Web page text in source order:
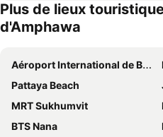
Se'sun Amphawa
The Buffalo Amphawa
Ruentonnum
Bansuwan Homestay
Amphawaree
Gajib Bed&Breakfast
Plus de lieux
d'Amphawa
Aéroport International de Bangkok Suvarnabhumi
Pattaya Beach
MRT Sukhumvit
BTS Nana